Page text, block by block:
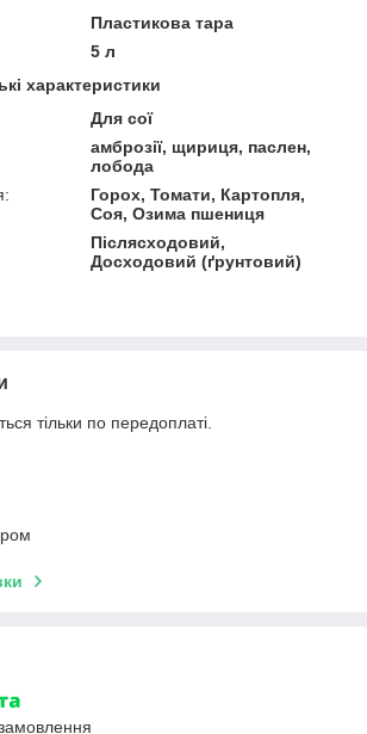
Пластикова тара
5 л
характеристики
Для сої
амброзії, щириця, паслен,
лобода
Горох, Томати, Картопля,
Соя, Озима пшениця
Післясходовий,
Досходовий (ґрунтовий)
тільки по передоплаті.